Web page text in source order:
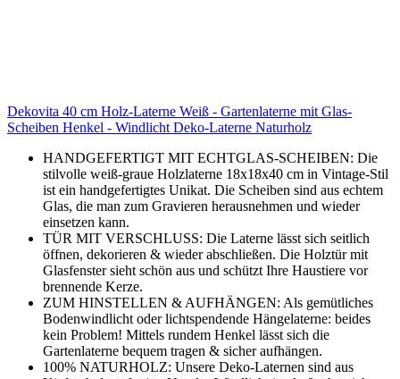
Dekovita 40 cm Holz-Laterne Weiß - Gartenlaterne mit Glas-
Scheiben Henkel - Windlicht Deko-Laterne Naturholz
HANDGEFERTIGT MIT ECHTGLAS-SCHEIBEN: Die
stilvolle weiß-graue Holzlaterne 18x18x40 cm in Vintage-Stil
ist ein handgefertigtes Unikat. Die Scheiben sind aus echtem
Glas, die man zum Gravieren herausnehmen und wieder
einsetzen kann.
TÜR MIT VERSCHLUSS: Die Laterne lässt sich seitlich
öffnen, dekorieren & wieder abschließen. Die Holztür mit
Glasfenster sieht schön aus und schützt Ihre Haustiere vor
brennende Kerze.
ZUM HINSTELLEN & AUFHÄNGEN: Als gemütliches
Bodenwindlicht oder lichtspendende Hängelaterne: beides
kein Problem! Mittels rundem Henkel lässt sich die
Gartenlaterne bequem tragen & sicher aufhängen.
100% NATURHOLZ: Unsere Deko-Laternen sind aus